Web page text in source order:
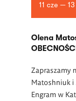
11 cze —
Olena
OBECNOŚCI
Zapraszamy
Matoshniuk i
Engram w